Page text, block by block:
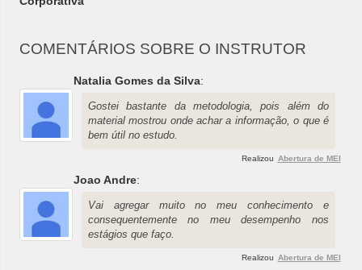
COMENTÁRIOS SOBRE O INSTRUTOR
Natalia Gomes da Silva:
Gostei bastante da metodologia, pois além do
material mostrou onde achar a informação, o que é
bem útil no estudo.
Realizou Abertura de MEI
Joao Andre:
Vai agregar muito no meu conhecimento e
consequentemente no meu desempenho nos
estágios que faço.
Realizou Abertura de MEI